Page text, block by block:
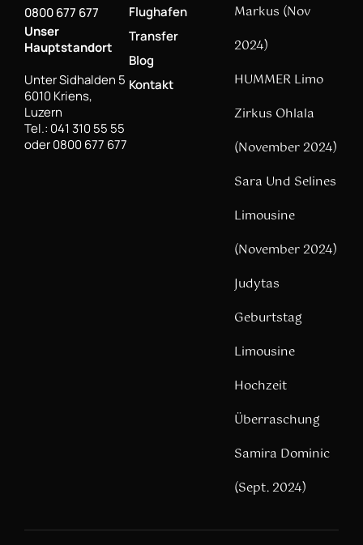
0800 677 677
Unser
Hauptstandort
Unter Sidhalden 5
6010 Kriens,
Luzern
Tel.: 041 310 55 55
oder 0800 677 677
Flughafen
Transfer
Blog
Kontakt
Markus (Nov
2024)
HUMMER Limo
Zirkus Ohlala
(November 2024)
Sara Und Selines
Limousine
(November 2024)
Judytas
Geburtstag
Limousine
Hochzeit
Überraschung
Samira Dominic
(Sept. 2024)